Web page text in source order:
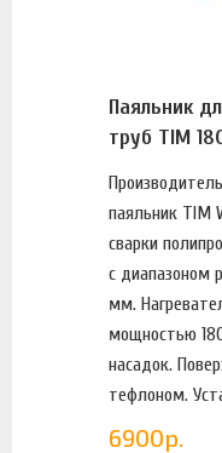
Паяльник
труб TIM
паяльник TIM
сварки
с диапазоном
мм.
мощностью
насадок.
тефлоном.
6900р.